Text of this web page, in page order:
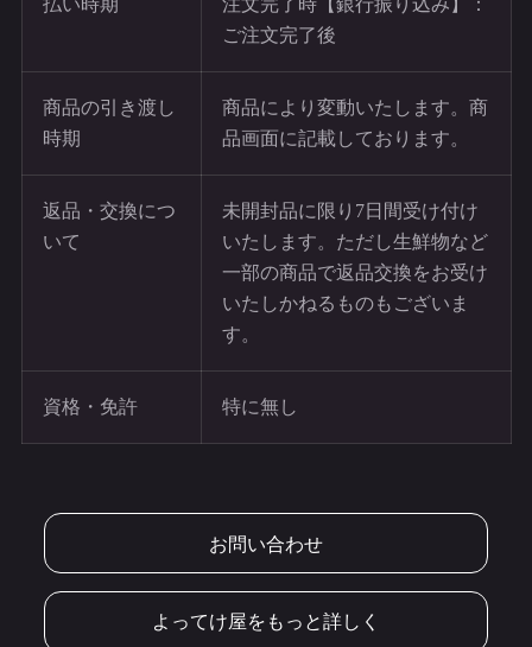
ご注文完了後
商品の引き渡し
時期
商品により変動いたします。商
品画面に記載しております。
返品・交換につ
いて
未開封品に限り7日間受け付け
いたします。ただし生鮮物など
一部の商品で返品交換をお受け
いたしかねるものもございま
す。
資格・免許 特に無し
お問い合わせ
よってけ屋をもっと詳しく